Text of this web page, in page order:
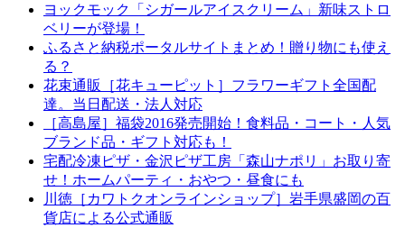
ヨックモック「シガールアイスクリーム」新味ストロ
ベリーが登場！
ふるさと納税ポータルサイトまとめ！贈り物にも使え
る？
花束通販［花キューピット］フラワーギフト全国配
達。当日配送・法人対応
［高島屋］福袋2016発売開始！食料品・コート・人気
ブランド品・ギフト対応も！
宅配冷凍ピザ・金沢ピザ工房「森山ナポリ」お取り寄
せ！ホームパーティ・おやつ・昼食にも
川徳［カワトクオンラインショップ］岩手県盛岡の百
貨店による公式通販